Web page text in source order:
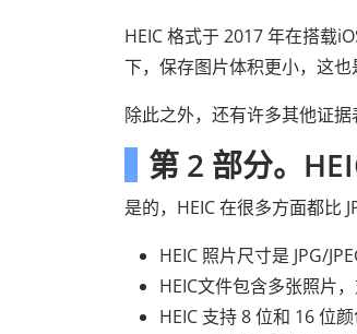
HEIC 格式于 2017 年在搭载
下，保存图片体积更小，这也
除此之外，还有许多其他证据
第 2 部分。
是的，HEIC 在很多方面都比
HEIC 照片尺寸是 JPG/
HEIC文件包含多张照片
HEIC 支持 8 位和 16 位